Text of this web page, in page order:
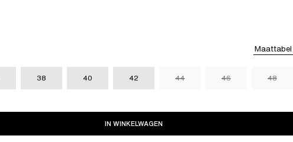
Maattabel
38 40 42 44 46 48
IN WINKELWAGEN